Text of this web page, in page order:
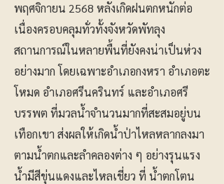
พฤศจิกายน 2568 หลังเกิดฝนตกหนักต่อ
เนื่องครอบคลุมทั่วทั้งจังหวัดพัทลุง
สถานการณ์ในหลายพื้นที่ยังคงน่าเป็นห่วง
อย่างมาก โดยเฉพาะอำเภอกงหรา อำเภอตะ
โหมด อำเภอศรีนครินทร์ และอำเภอศรี
บรรพต ที่มวลน้ำจำนวนมากที่สะสมอยู่บน
เทือกเขา ส่งผลให้เกิดน้ำป่าไหลหลากลงมา
ตามน้ำตกและลำคลองต่าง ๆ อย่างรุนแรง
น้ำมีสีขุ่นแดงและไหลเชี่ยว ที่ น้ำตกโตน